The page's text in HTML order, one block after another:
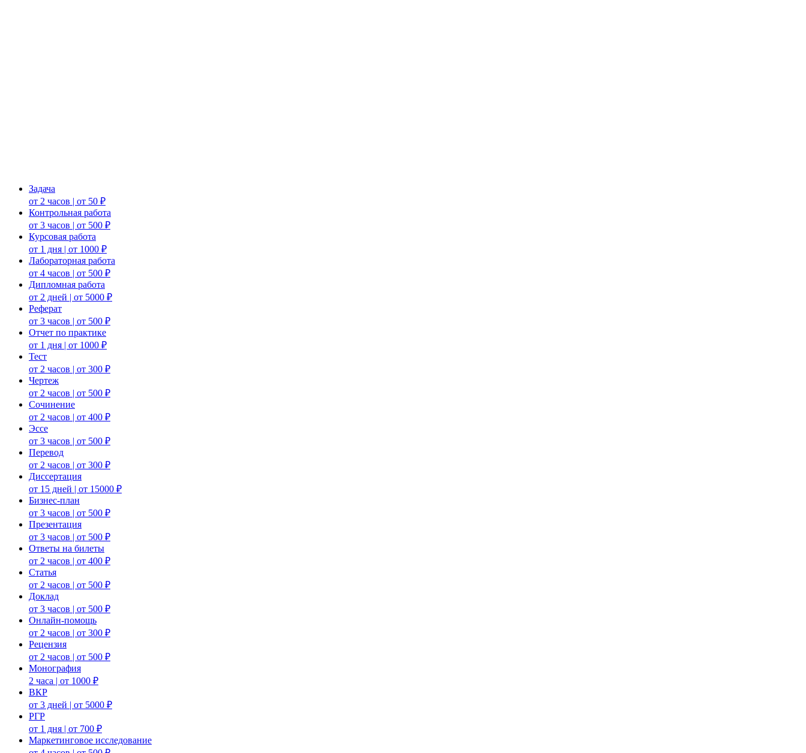
Задача
от 2 часов | от 50 ₽
Контрольная работа
от 3 часов | от 500 ₽
Курсовая работа
от 1 дня | от 1000 ₽
Лабораторная работа
от 4 часов | от 500 ₽
Дипломная работа
от 2 дней | от 5000 ₽
Реферат
от 3 часов | от 500 ₽
Отчет по практике
от 1 дня | от 1000 ₽
Тест
от 2 часов | от 300 ₽
Чертеж
от 2 часов | от 500 ₽
Сочинение
от 2 часов | от 400 ₽
Эссе
от 3 часов | от 500 ₽
Перевод
от 2 часов | от 300 ₽
Диссертация
от 15 дней | от 15000 ₽
Бизнес-план
от 3 часов | от 500 ₽
Презентация
от 3 часов | от 500 ₽
Ответы на билеты
от 2 часов | от 400 ₽
Статья
от 2 часов | от 500 ₽
Доклад
от 3 часов | от 500 ₽
Онлайн-помощь
от 2 часов | от 300 ₽
Рецензия
от 2 часов | от 500 ₽
Монография
2 часа | от 1000 ₽
ВКР
от 3 дней | от 5000 ₽
РГР
от 1 дня | от 700 ₽
Маркетинговое исследование